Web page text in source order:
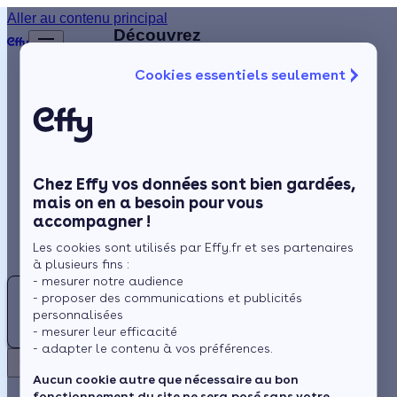
Cookies essentiels seulement
Chez Effy vos données sont bien gardées,
mais on en a besoin pour vous
accompagner !
Les cookies sont utilisés par Effy.fr et ses partenaires
à plusieurs fins :
- mesurer notre audience
- proposer des communications et publicités
personnalisées
- mesurer leur efficacité
- adapter le contenu à vos préférences.
Aucun cookie autre que nécessaire au bon
Aller au contenu principal
Chauffage
Rénovation globale
Aides et Primes
Actualités
Espace Client
Retour
CHEMINEES
CAMPO
Découvrez
artisans
Q
QUALITHERM
Pas encore
d'avis
Jourdain
Travaux